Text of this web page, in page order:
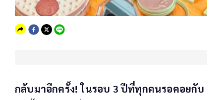
กลับมาอีกครั้ง! ในรอบ 3 ปีที่ทุกคนรอคอยกับ